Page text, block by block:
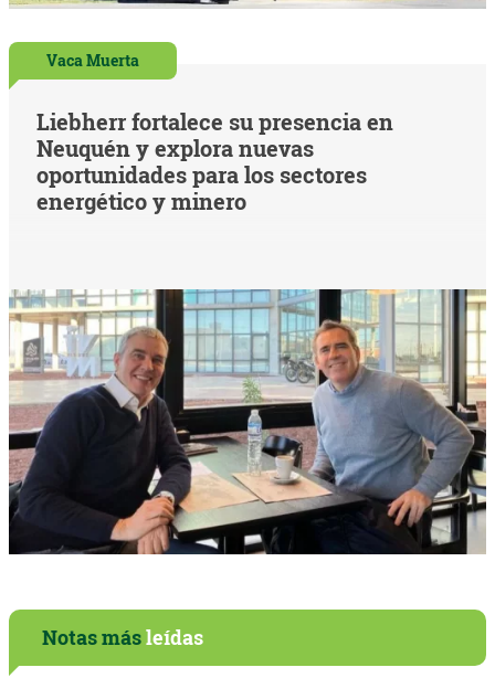
Vaca Muerta
Liebherr fortalece su presencia en
Neuquén y explora nuevas
oportunidades para los sectores
energético y minero
Notas másleídas